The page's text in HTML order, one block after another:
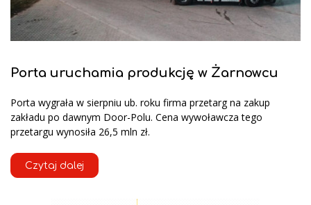
Porta uruchamia produkcję w Żarnowcu
Porta wygrała w sierpniu ub. roku firma przetarg na zakup
zakładu po dawnym Door-Polu. Cena wywoławcza tego
przetargu wynosiła 26,5 mln zł.
Czytaj dalej